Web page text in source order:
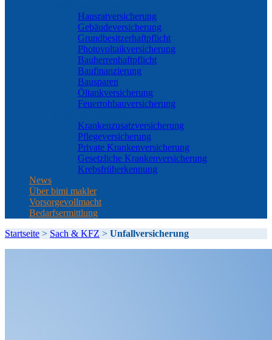
Hausratversicherung
Gebäudeversicherung
Grundbesitzerhaftpflicht
Photovoltaikversicherung
Bauherrenhaftpflicht
Baufinanzierung
Bausparen
Öltankversicherung
Feuerrohbauversicherung
Krankenzusatzversicherung
Pflegeversicherung
Private Krankenversicherung
Gesetzliche Krankenversicherung
Krebsfrüherkennung
News
Über bimi makler
Vorsorgevollmacht
Bedarfsermittlung
Startseite > Sach & KFZ > Unfallversicherung